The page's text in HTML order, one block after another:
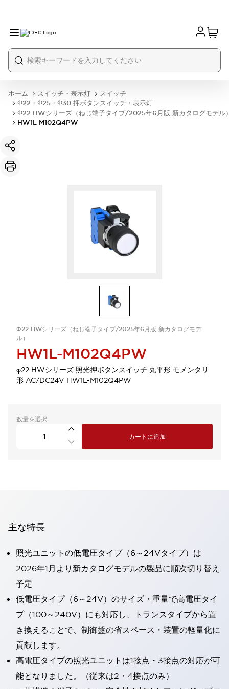
ホーム スイッチ・表示灯
スイッチ
Φ22・Φ25・Φ30 押ボタンスイッチ・表示灯
Φ22 HWシリーズ（ねじ端子タイプ/2025年6月版 新カタログモデル
HW1L-M102Q4PW
Φ22 HWシリーズ（ねじ端子タイプ/2025年6月版 新カタログモデ
ル）
HW1L-M102Q4PW
φ22 HWシリーズ 照光押ボタンスイッチ 丸平形 モメンタリ
形 AC/DC24V HW1L-M102Q4PW
数量を選択
カートに追加
主な特長
照光ユニットの低電圧タイプ（6～24Vタイプ）は
2026年1月より新カタログモデルの製品に順次切り替え
予定
低電圧タイプ（6～24V）のサイズ・重量で高電圧タイ
プ（100～240V）にも対応し、トランスタイプから置
き換えることで、制御盤の省スペース・装置の軽量化に
貢献します。
高電圧タイプの照光ユニットは1接点・3接点の対応が可
能となりました。（従来は2・4接点のみ）